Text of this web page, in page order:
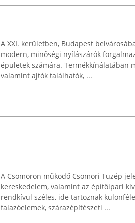
A XXI. kerületben, Budapest
modern, minőségi nyílászárók
épületek számára. Termékkínálatában
valamint ajtók találhatók, ...
A Csömörön működő Csömöri Tüzép
kereskedelem, valamint az építőipari
rendkívül széles, ide tartoznak
falazóelemek, szárazépítészeti ...